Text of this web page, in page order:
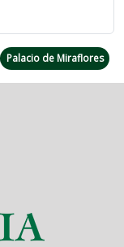
Palacio de Miraflores